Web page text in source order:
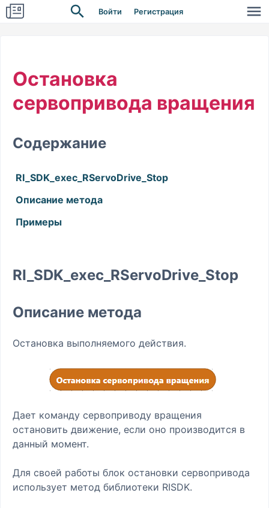
Войти Регистрация
Остановка
сервопривода вращения
Содержание
RI_SDK_exec_RServoDrive_Stop
Описание метода
Примеры
RI_SDK_exec_RServoDrive_Stop
Описание метода
Остановка выполняемого действия.
Дает команду сервоприводу вращения
остановить движение, если оно производится в
данный момент.
Для своей работы блок остановки сервопривода
использует метод библиотеки RISDK.